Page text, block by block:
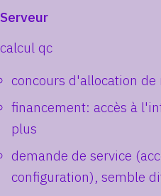
Serveur
calcul qc
concours d'allocation de
financement: accès à
plus
demande de service
configuration), semble